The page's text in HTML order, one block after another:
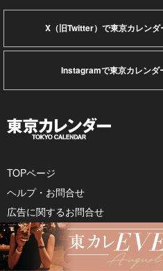
X（旧Twitter）で東京カレンダ
Instagramで東京カレンダ
TOPページ
ヘルプ・お問合せ
広告に関するお問合せ
東京カレンダー 企業情報
利用規約